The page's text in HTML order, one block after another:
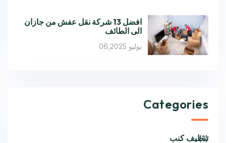
افضل 13 شركة نقل عفش من جازان
الى الطائف
يوليو 06,2025
Categories
تنظيف كنب
(1)